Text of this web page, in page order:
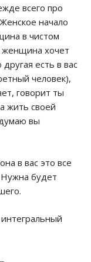
всего про
начало
в чистом
женщина хочет
есть в вас
человек),
говорит ты
жить своей
вы
в вас это все
будет